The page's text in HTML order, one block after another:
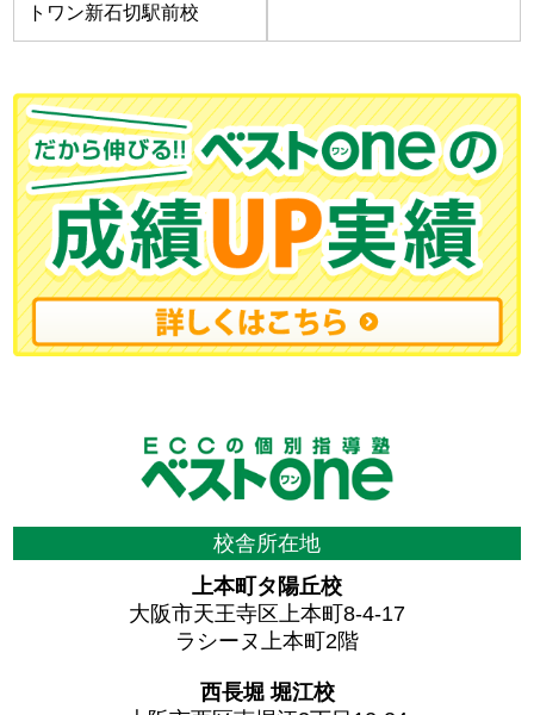
トワン新石切駅前校
校舎所在地
上本町タ陽丘校
大阪市天王寺区上本町8-4-17
ラシーヌ上本町2階
西長堀 堀江校